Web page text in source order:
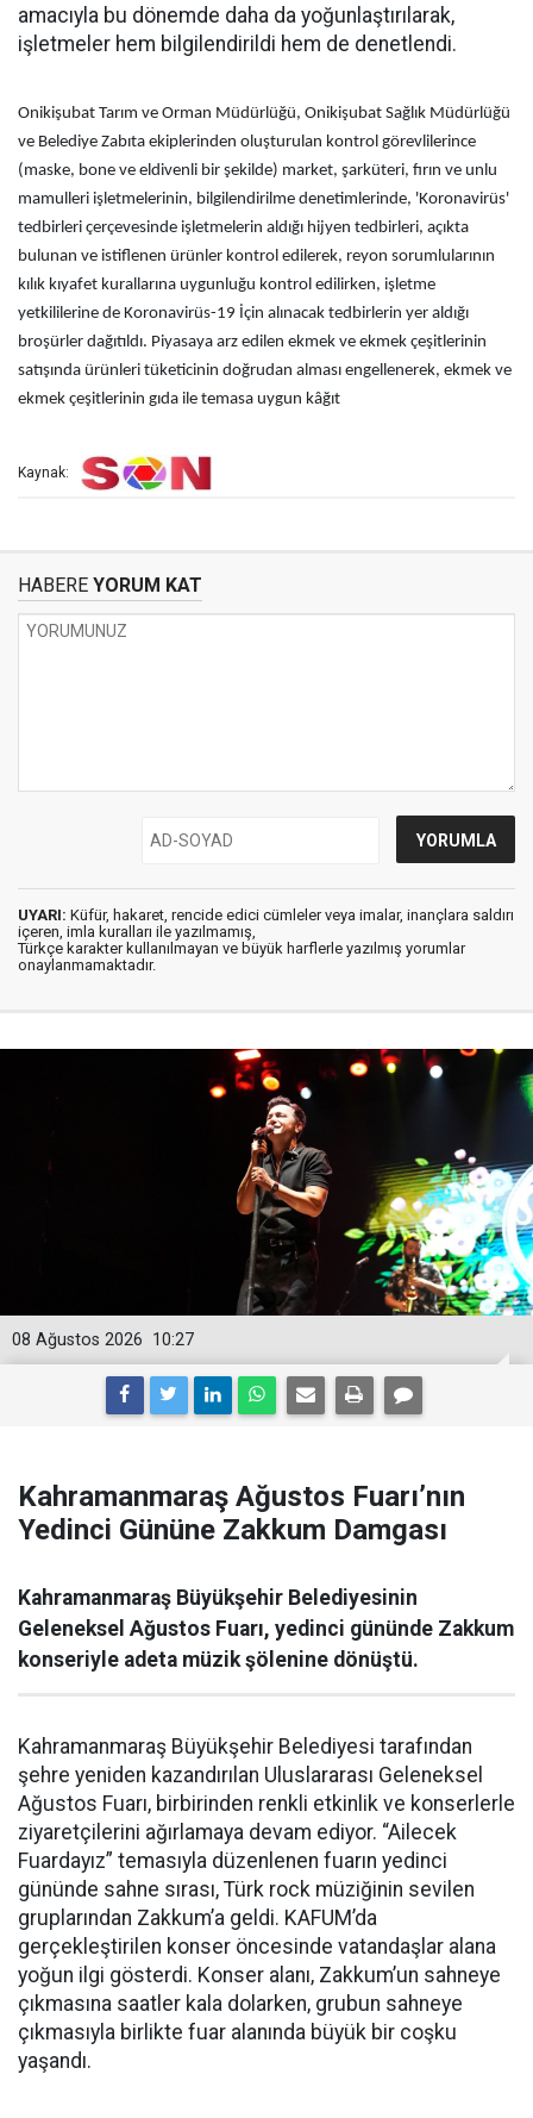
amacıyla bu dönemde daha da yoğunlaştırılarak,
işletmeler hem bilgilendirildi hem de denetlendi.
Onikişubat Tarım ve Orman Müdürlüğü, Onikişubat Sağlık Müdürlüğü
ve Belediye Zabıta ekiplerinden oluşturulan kontrol görevlilerince
(maske, bone ve eldivenli bir şekilde) market, şarküteri, fırın ve unlu
mamulleri işletmelerinin, bilgilendirilme denetimlerinde, 'Koronavirüs'
tedbirleri çerçevesinde işletmelerin aldığı hijyen tedbirleri, açıkta
bulunan ve istiflenen ürünler kontrol edilerek, reyon sorumlularının
kılık kıyafet kurallarına uygunluğu kontrol edilirken, işletme
yetkililerine de Koronavirüs-19 İçin alınacak tedbirlerin yer aldığı
broşürler dağıtıldı. Piyasaya arz edilen ekmek ve ekmek çeşitlerinin
satışında ürünleri tüketicinin doğrudan alması engellenerek, ekmek ve
ekmek çeşitlerinin gıda ile temasa uygun kâğıt
Kaynak:
HABERE YORUM KAT
UYARI: Küfür, hakaret, rencide edici cümleler veya imalar, inançlara saldırı
içeren, imla kuralları ile yazılmamış,
Türkçe karakter kullanılmayan ve büyük harflerle yazılmış yorumlar
onaylanmamaktadır.
10:27
08 Ağustos 2026
Kahramanmaraş Ağustos Fuarı’nın
Yedinci Gününe Zakkum Damgası
Kahramanmaraş Büyükşehir Belediyesinin
Geleneksel Ağustos Fuarı, yedinci gününde Zakkum
konseriyle adeta müzik şölenine dönüştü.
Kahramanmaraş Büyükşehir Belediyesi tarafından
şehre yeniden kazandırılan Uluslararası Geleneksel
Ağustos Fuarı, birbirinden renkli etkinlik ve konserlerle
ziyaretçilerini ağırlamaya devam ediyor. “Ailecek
Fuardayız” temasıyla düzenlenen fuarın yedinci
gününde sahne sırası, Türk rock müziğinin sevilen
gruplarından Zakkum’a geldi. KAFUM’da
gerçekleştirilen konser öncesinde vatandaşlar alana
yoğun ilgi gösterdi. Konser alanı, Zakkum’un sahneye
çıkmasına saatler kala dolarken, grubun sahneye
çıkmasıyla birlikte fuar alanında büyük bir coşku
yaşandı.